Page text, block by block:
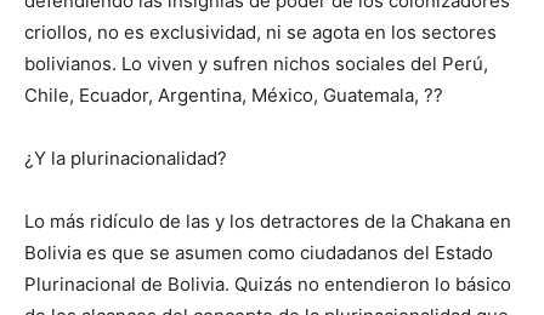
criollos, no es exclusividad, ni se agota en los sectores
bolivianos. Lo viven y sufren nichos sociales del Perú,
Chile, Ecuador, Argentina, México, Guatemala, ??
¿Y la plurinacionalidad?
Lo más ridículo de las y los detractores de la Chakana en
Bolivia es que se asumen como ciudadanos del Estado
Plurinacional de Bolivia. Quizás no entendieron lo básico